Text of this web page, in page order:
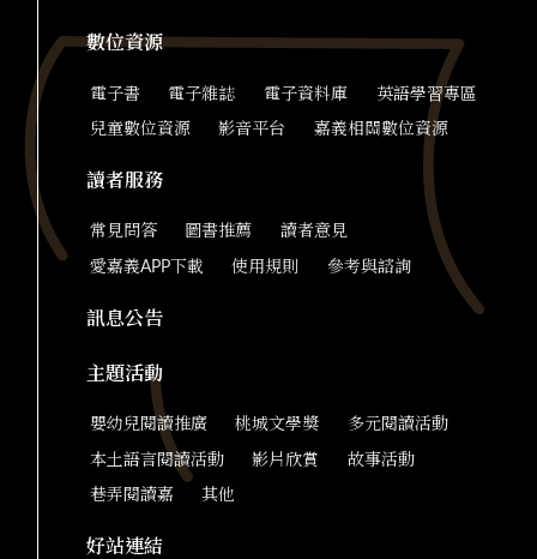
數位資源
電子書 電子雜誌 電子資料庫 英語學習專區
兒童數位資源 影音平台 嘉義相關數位資源
讀者服務
常見問答 圖書推薦 讀者意見
愛嘉義APP下載 使用規則 參考與諮詢
訊息公告
主題活動
嬰幼兒閱讀推廣 桃城文學獎 多元閱讀活動
本土語言閱讀活動 影片欣賞 故事活動
巷弄閱讀嘉 其他
好站連結